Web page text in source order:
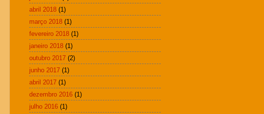
abril 2018 (1)
março 2018 (1)
fevereiro 2018 (1)
janeiro 2018 (1)
outubro 2017 (2)
junho 2017 (1)
abril 2017 (1)
dezembro 2016 (1)
julho 2016 (1)